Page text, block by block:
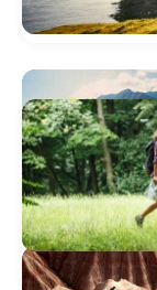
Les lacs
Joyaux des